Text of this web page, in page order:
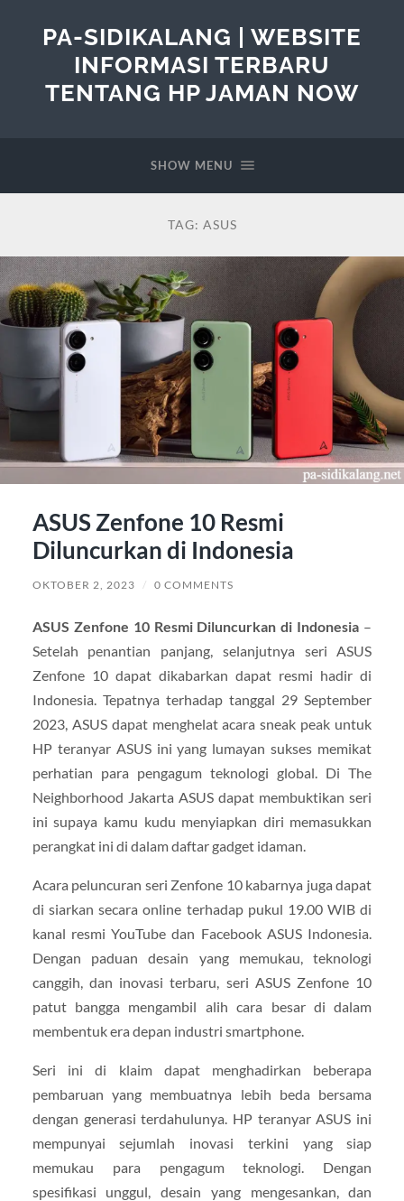
PA-SIDIKALANG | WEBSITE
INFORMASI TERBARU
TENTANG HP JAMAN NOW
SHOW MENU
TAG: ASUS
ASUS Zenfone 10 Resmi
Diluncurkan di Indonesia
OKTOBER 2, 2023 / 0 COMMENTS
ASUS Zenfone 10 Resmi Diluncurkan di Indonesia –
Setelah penantian panjang, selanjutnya seri ASUS
Zenfone 10 dapat dikabarkan dapat resmi hadir di
Indonesia. Tepatnya terhadap tanggal 29 September
2023, ASUS dapat menghelat acara sneak peak untuk
HP teranyar ASUS ini yang lumayan sukses memikat
perhatian para pengagum teknologi global. Di The
Neighborhood Jakarta ASUS dapat membuktikan seri
ini supaya kamu kudu menyiapkan diri memasukkan
perangkat ini di dalam daftar gadget idaman.
Acara peluncuran seri Zenfone 10 kabarnya juga dapat
di siarkan secara online terhadap pukul 19.00 WIB di
kanal resmi YouTube dan Facebook ASUS Indonesia.
Dengan paduan desain yang memukau, teknologi
canggih, dan inovasi terbaru, seri ASUS Zenfone 10
patut bangga mengambil alih cara besar di dalam
membentuk era depan industri smartphone.
Seri ini di klaim dapat menghadirkan beberapa
pembaruan yang membuatnya lebih beda bersama
dengan generasi terdahulunya. HP teranyar ASUS ini
mempunyai sejumlah inovasi terkini yang siap
memukau para pengagum teknologi. Dengan
spesifikasi unggul, desain yang mengesankan, dan